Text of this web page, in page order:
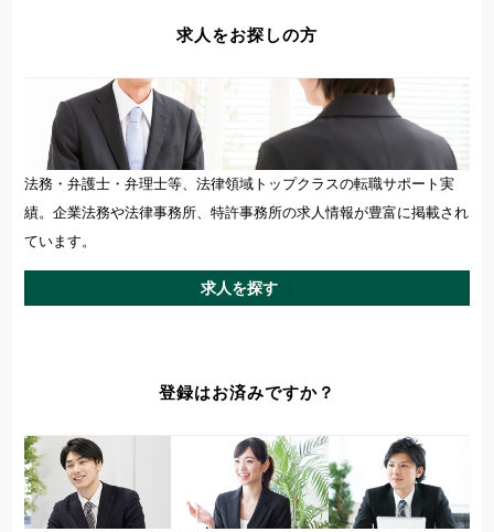
求人をお探しの方
法務・弁護士・弁理士等、法律領域トップクラスの転職サポート実
績。企業法務や法律事務所、特許事務所の求人情報が豊富に掲載され
ています。
求人を探す
登録はお済みですか？